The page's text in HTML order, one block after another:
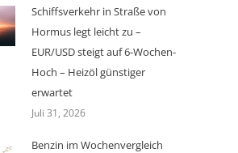
Schiffsverkehr in Straße von
Hormus legt leicht zu –
EUR/USD steigt auf 6-Wochen-
Hoch – Heizöl günstiger
erwartet
Juli 31, 2026
Benzin im Wochenvergleich